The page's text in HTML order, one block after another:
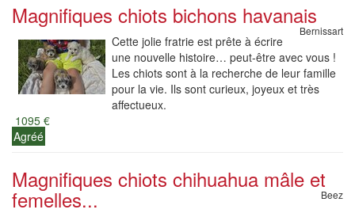
Magnifiques chiots bichons havanais
Bernissart
Cette jolie fratrie est prête à écrire
une nouvelle histoire… peut-être avec vous !
Les chiots sont à la recherche de leur famille
pour la vie. Ils sont curieux, joyeux et très
affectueux.
1095 €
Agréé
Magnifiques chiots chihuahua mâle et
femelles... Beez